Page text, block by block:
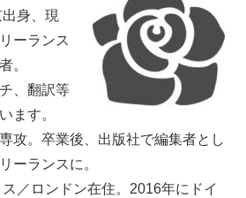
身、現
ーランス
。
、翻訳等
ます。
攻。卒業後、出版社で編集者とし
ーランスに。
／ロンドン在住。2016年にドイ